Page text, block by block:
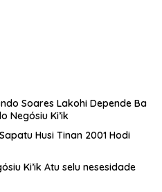
Soares Lakohi Depende Ba
Negósiu Ki’ik
Husi Tinan 2001 Hodi
Ki’ik Atu selu nesesidade